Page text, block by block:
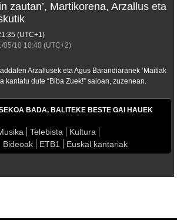
zautan’, Martikorena, Arzallus eta
(UTC+1)
05/10 10:40 (UTC+2)
Arzallusek eta Agus Barandiaranek ‘Maitiak
kantatu dute “Biba Zuek!” saioan, zuzenean.
BADA, BALITEKE BESTE GAI HAUEK
Telebista
Kultura
Bideoak ETB1 Euskal kantariak